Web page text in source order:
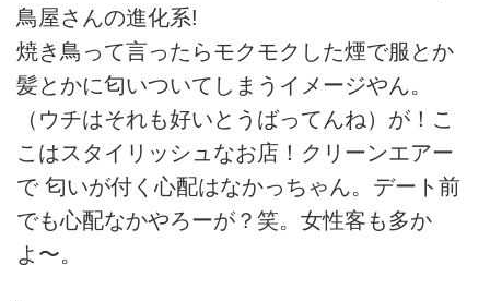
鳥屋さんの進化系!
焼き鳥って言ったらモクモクした煙で服とか
髪とかに匂いついてしまうイメージやん。
（ウチはそれも好いとうばってんね）が！こ
こはスタイリッシュなお店！クリーンエアー
で 匂いが付く心配はなかっちゃん。デート前
でも心配なかやろーが？笑。女性客も多か
よ〜。